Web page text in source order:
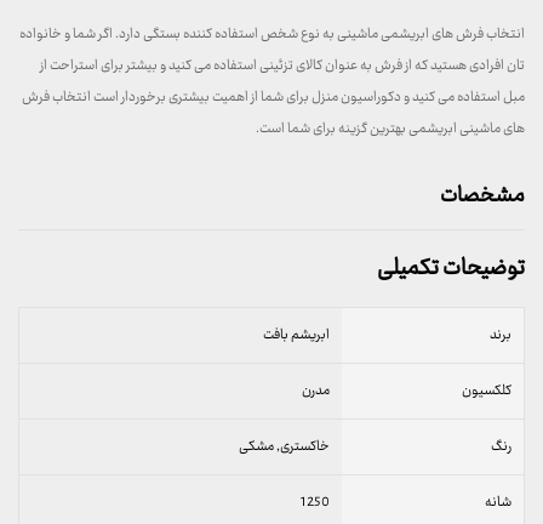
انتخاب فرش های ابریشمی ماشینی به نوع شخص استفاده کننده بستگی دارد. اگر شما و خانواده
تان افرادی هستید که از فرش به عنوان کالای تزئینی استفاده می کنید و بیشتر برای استراحت از
مبل استفاده می کنید و دکوراسیون منزل برای شما از اهمیت بیشتری برخوردار است انتخاب فرش
های ماشینی ابریشمی بهترین گزینه برای شما است.
مشخصات
توضیحات تکمیلی
برند ابریشم بافت
کلکسیون مدرن
رنگ خاکستری, مشکی
شانه 1250